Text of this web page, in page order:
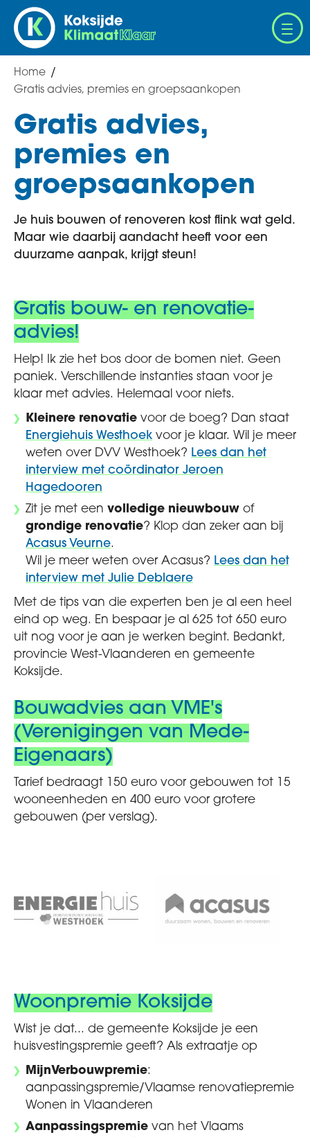
Overslaan
en
naar
inhoud
gaan
Breadcrumb
Home
Gratis advies, premies en groepsaankopen
Gratis advies,
premies en
groepsaankopen
Je huis bouwen of renoveren kost flink wat geld.
Maar wie daarbij aandacht heeft voor een
duurzame aanpak, krijgt steun!
Gratis bouw- en renovatie-
advies!
Help! Ik zie het bos door de bomen niet. Geen
paniek. Verschillende instanties staan voor je
klaar met advies. Helemaal voor niets.
Kleinere renovatie voor de boeg? Dan staat
Energiehuis Westhoek voor je klaar. Wil je meer
weten over DVV Westhoek? Lees dan het
interview met coördinator Jeroen
Hagedooren
Zit je met een volledige nieuwbouw of
grondige renovatie? Klop dan zeker aan bij
Acasus Veurne.
Wil je meer weten over Acasus? Lees dan het
interview met Julie Deblaere
Met de tips van die experten ben je al een heel
eind op weg. En bespaar je al 625 tot 650 euro
uit nog voor je aan je werken begint. Bedankt,
provincie West-Vlaanderen en gemeente
Koksijde.
Bouwadvies aan VME's
(Verenigingen van Mede-
Eigenaars)
Tarief bedraagt 150 euro voor gebouwen tot 15
wooneenheden en 400 euro voor grotere
gebouwen (per verslag).
Woonpremie Koksijde
Wist je dat... de gemeente Koksijde je een
huisvestingspremie geeft? Als extraatje op
MijnVerbouwpremie:
aanpassingspremie/Vlaamse renovatiepremie
Wonen in Vlaanderen
Aanpassingspremie van het Vlaams